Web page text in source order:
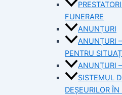
FUNERARE
ANUNȚURI
ANUNȚURI
PENTRU
ANUNȚURI
SISTEMUL
DEȘEURILOR